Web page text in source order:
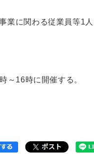
業に関わる従業員等1
～16時に開催する。